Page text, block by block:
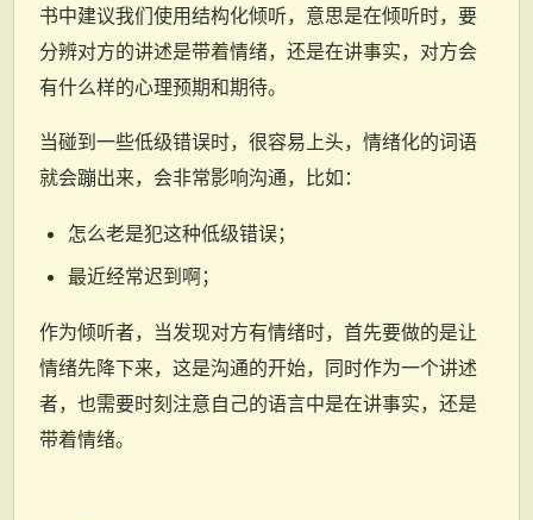
书中建议我们使用结构化倾听，意思是在倾听时，要
分辨对方的讲述是带着情绪，还是在讲事实，对方会
有什么样的心理预期和期待。
当碰到一些低级错误时，很容易上头，情绪化的词语
就会蹦出来，会非常影响沟通，比如：
怎么老是犯这种低级错误；
最近经常迟到啊；
作为倾听者，当发现对方有情绪时，首先要做的是让
情绪先降下来，这是沟通的开始，同时作为一个讲述
者，也需要时刻注意自己的语言中是在讲事实，还是
带着情绪。